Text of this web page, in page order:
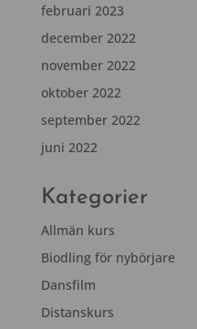
februari 2023
december 2022
november 2022
oktober 2022
september 2022
juni 2022
Kategorier
Allmän kurs
Biodling för nybörjare
Dansfilm
Distanskurs